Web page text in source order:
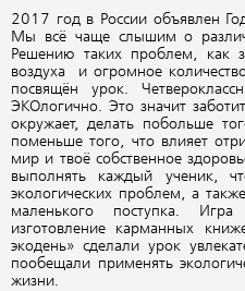
2017 год в России объявлен
Мы всё чаще слышим о
Решению таких проблем, как
воздуха и огромное
посвящён урок.
ЭКОлогично. Это значит
окружает, делать побольше
поменьше того, что влияет
мир и твоё собственное
выполнять каждый ученик,
экологических проблем, а
маленького поступка.
изготовление карманных
экодень» сделали урок
пообещали применять
жизни.